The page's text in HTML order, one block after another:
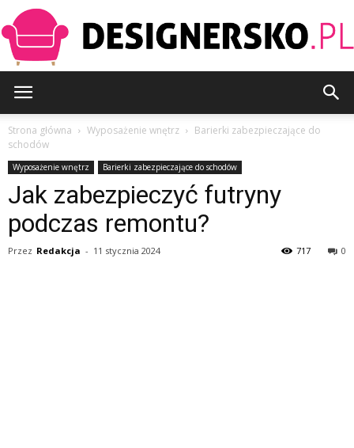
Strona główna Wyposażenie wnętrz
Barierki zabezpieczające do
schodów
Wyposażenie wnętrz Barierki zabezpieczające do schodów
Jak zabezpieczyć futryny
podczas remontu?
Przez Redakcja - 11 stycznia 2024 0
717